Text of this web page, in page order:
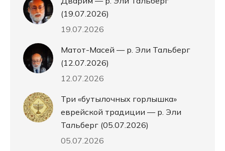
(19.07.2026)
19.07.2026
Матот-Масей — р. Эли Тальберг
(12.07.2026)
12.07.2026
Три «бутылочных горлышка»
еврейской традиции — р. Эли
Тальберг (05.07.2026)
05.07.2026